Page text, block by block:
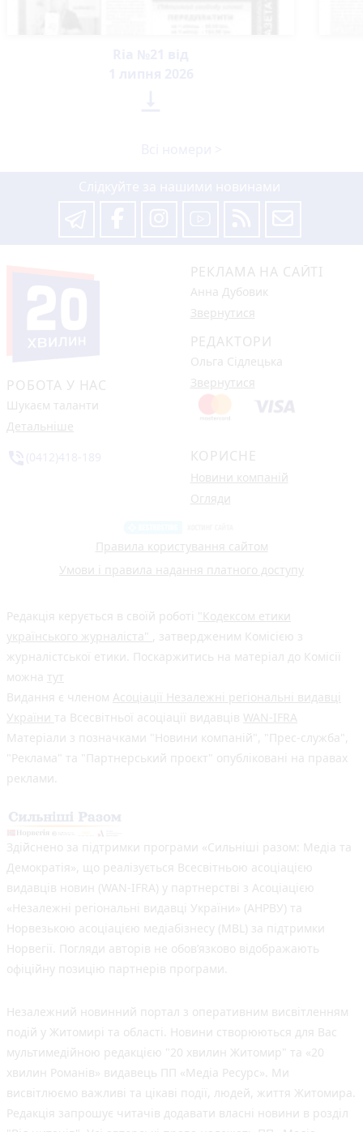
РОБОТА У НАС
Шукаєм таланти
Детальніше
РЕКЛАМА НА САЙТІ
Анна Дубовик
Звернутися
РЕДАКТОРИ
Ольга Сідлецька
Звернутися
КОРИСНЕ
Новини компаній
Огляди
Правила користування сайтом
Умови і правила надання платного доступу
Редакція керується в своїй роботі "Кодексом етики
українського журналіста" , затвердженим Комісією з
журналістської етики. Поскаржитись на матеріал до Комісії
можна тут
Видання є членом Асоціації Незалежні регіональні видавці
України та Всесвітньої асоціації видавців WAN-IFRA
Матеріали з позначками "Новини компаній", "Прес-служба",
"Реклама" та "Партнерський проєкт" опубліковані на правах
реклами.
Здійснено за підтримки програми «Сильніші разом: Медіа та
Демократія», що реалізується Всесвітньою асоціацією
видавців новин (WAN-IFRA) у партнерстві з Асоціацією
«Незалежні регіональні видавці України» (АНРВУ) та
Норвезькою асоціацією медіабізнесу (MBL) за підтримки
Норвегії. Погляди авторів не обов’язково відображають
офіційну позицію партнерів програми.
Незалежний новинний портал з оперативним висвітленням
подій у Житомирі та області. Новини створюються для Вас
мультимедійною редакцією "20 хвилин Житомир" та «20
хвилин Романів» видавець ПП «Медіа Ресурс». Ми
висвітлюємо важливі та цікаві події, людей, життя Житомира.
Редакція запрошує читачів додавати власні новини в розділ